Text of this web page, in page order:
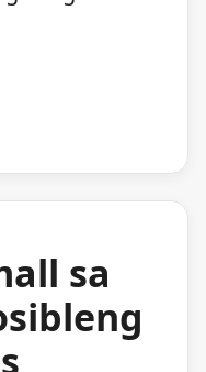
sa